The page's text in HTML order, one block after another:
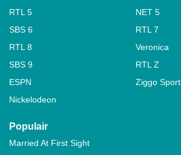
RTL 5
NET 5
SBS 6
RTL 7
RTL 8
Veronica
SBS 9
RTL Z
ESPN
Ziggo Sport
Nickelodeon
Populair
Married At First Sight